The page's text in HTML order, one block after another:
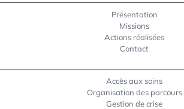
Présentation
Missions
Actions réalisées
Contact
Accès aux soins
Organisation des parcours
Gestion de crise